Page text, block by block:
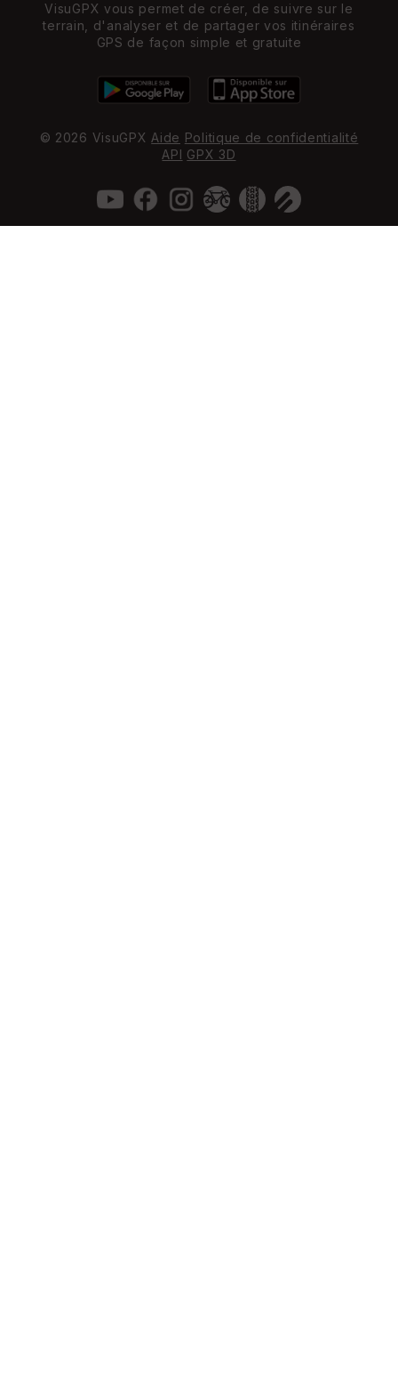
VisuGPX vous permet de créer, de suivre sur le
terrain, d'analyser et de partager vos itinéraires
GPS de façon simple et gratuite
© 2026 VisuGPXAide Politique de confidentialité
API GPX 3D